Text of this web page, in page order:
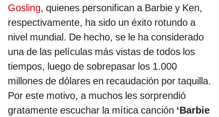
Gosling, quienes personifican a Barbie y Ken,
respectivamente, ha sido un éxito rotundo a
nivel mundial. De hecho, se le ha considerado
una de las películas más vistas de todos los
tiempos, luego de sobrepasar los 1.000
millones de dólares en recaudación por taquilla.
Por este motivo, a muchos les sorprendió
gratamente escuchar la mítica canción ‘Barbie